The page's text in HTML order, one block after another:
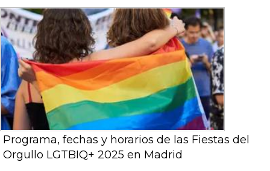
Programa, fechas y horarios de las Fiestas del
Orgullo LGTBIQ+ 2025 en Madrid